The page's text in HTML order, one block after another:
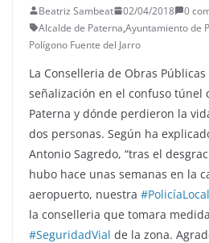
Beatriz Sambeat 02/04/2018
0
Alcalde de Paterna,Ayuntamiento de
Polígono Fuente del Jarro
La Conselleria de Obras
señalización en el confuso túnel
Paterna y dónde perdieron la
dos personas. Según ha
Antonio Sagredo, “tras el
hubo hace unas semanas en la
aeropuerto, nuestra #PolicíaLocal
la conselleria que tomara
#SeguridadVial de la zona.